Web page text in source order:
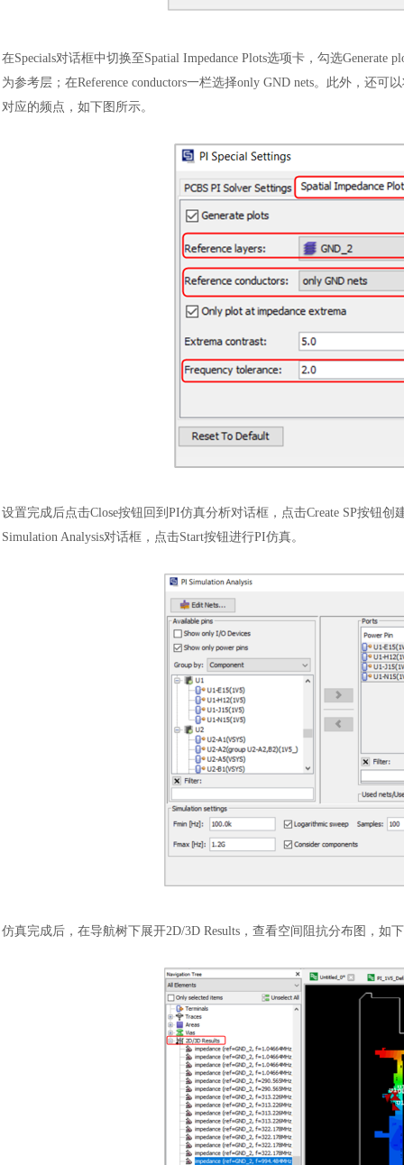
在Specials对话框中切换至Spatial Impedance Plots选项卡，勾选
为参考层；在Reference conductors一栏选择only GND nets。此外，还
对应的频点，如下图所示。
设置完成后点击Close按钮回到PI仿真分析对话框，点击Create SP按钮
Simulation Analysis对话框，点击Start按钮进行PI仿真。
仿真完成后，在导航树下展开2D/3D Results，查看空间阻抗分布图，如